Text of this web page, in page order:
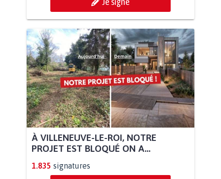
À VILLENEUVE-LE-ROI, NOTRE
PROJET EST BLOQUÉ ON A...
1.835 signatures